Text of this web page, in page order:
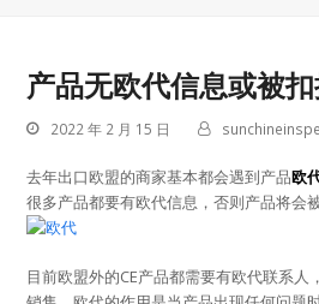
产品无欧代信息或被
2022 年 2 月 15 日
去年出口欧盟的商家基本都会遇到产品欧
很多产品都要有欧代信息，否则产品将会被
目前欧盟外的CE产品都需要有欧代联系人